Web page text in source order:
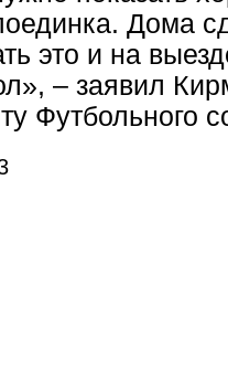
Дома
это и на
– заявил
Футбольного